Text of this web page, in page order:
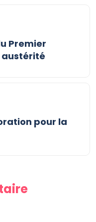
Premier
austérité
pour la